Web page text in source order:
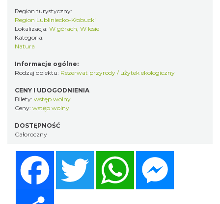
Region turystyczny:
Region Lubliniecko-Kłobucki
Lokalizacja: W górach, W lesie
Kategoria:
Natura
Informacje ogólne:
Rodzaj obiektu: Rezerwat przyrody / użytek ekologiczny
CENY I UDOGODNIENIA
Bilety: wstęp wolny
Ceny: wstęp wolny
DOSTĘPNOŚĆ
Całoroczny
Twitter WhatsApp